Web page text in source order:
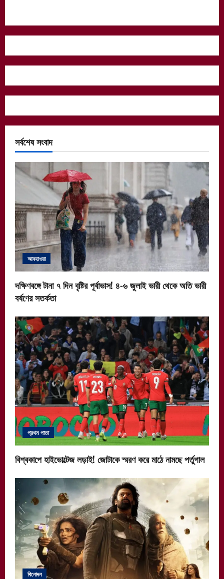
সর্বশেষ সংবাদ
আবহাওয়া
দক্ষিণবঙ্গে টানা ৭ দিন বৃষ্টির পূর্বাভাস! ৪-৬ জুলাই ভারী থেকে অতি ভারী
বর্ষণের সতর্কতা
প্রথম পাতা
বিশ্বকাপে হাইভোল্টেজ লড়াই! জোটাকে স্মরণ করে মাঠে নামছে পর্তুগাল
বিনোদন